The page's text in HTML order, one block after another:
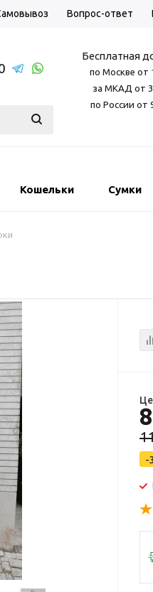
Вопрос-ответ
Бесплатная
по Москве от
за МКАД от
по России от
Кошельки Сумки
-